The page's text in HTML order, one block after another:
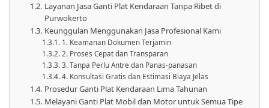
Layanan Jasa Ganti Plat Kendaraan Tanpa Ribet di
Purwokerto
Keunggulan Menggunakan Jasa Profesional Kami
1. Keamanan Dokumen Terjamin
2. Proses Cepat dan Transparan
3. Tanpa Perlu Antre dan Panas-panasan
4. Konsultasi Gratis dan Estimasi Biaya Jelas
Prosedur Ganti Plat Kendaraan Lima Tahunan
Melayani Ganti Plat Mobil dan Motor untuk Semua Tipe